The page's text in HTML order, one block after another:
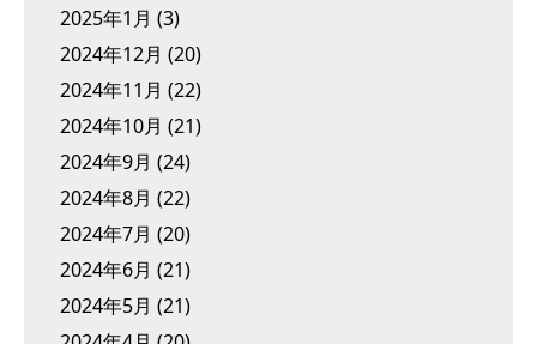
2025年1月 (3)
2024年12月 (20)
2024年11月 (22)
2024年10月 (21)
2024年9月 (24)
2024年8月 (22)
2024年7月 (20)
2024年6月 (21)
2024年5月 (21)